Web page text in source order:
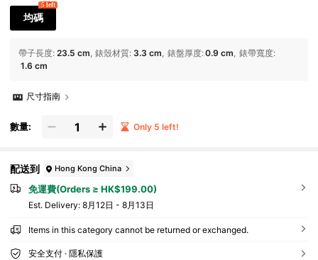
均碼
5 left
帶子長度: 23.5 cm 錶殼材質: 3.3 cm 錶盤厚度:0.9 cm 錶帶寬度:
1.6 cm
尺寸指南
數量: Only 5 left!
配送到 Hong Kong China
免運費(Orders ≥ HK$199.00)
​Est. Delivery: 8月12日 - 8月13日
Items in this category cannot be returned or exchanged.
安全支付 · 隱私保護